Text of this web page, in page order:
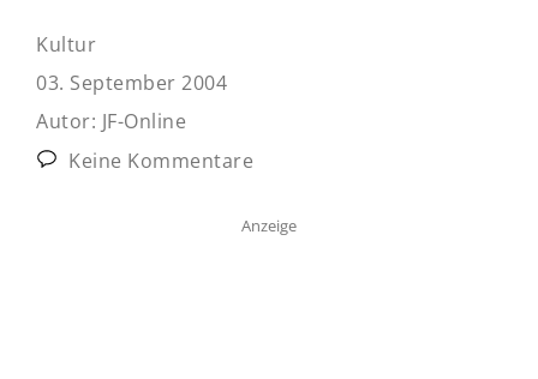
Kultur
03. September 2004
Autor: JF-Online
Keine Kommentare
Anzeige